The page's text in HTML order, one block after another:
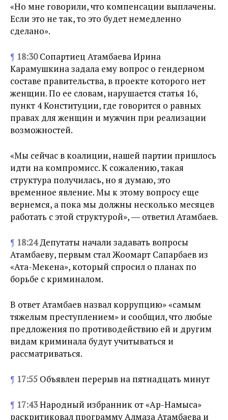
«Но мне говорили, что компенсации выплачены.
Если это не так, то это будет немедленно
сделано».
¶ 18:30Сопартиец Атамбаева Ирина
Карамушкина задала ему вопрос о гендерном
составе правительства, в проекте которого нет
женщин. По ее словам, нарушается статья 16,
пункт 4 Конституции, где говорится о равных
правах для женщин и мужчин при реализации
возможностей.
«Мы сейчас в коалиции, нашей партии пришлось
идти на компромисс. К сожалению, такая
структура получилась, но я думаю, это
временное явление. Мы к этому вопросу еще
вернемся, а пока мы должны несколько месяцев
работать с этой структурой», ― ответил Атамбаев.
¶ 18:24Депутаты начали задавать вопросы
Атамбаеву, первым стал Жоомарт Сапарбаев из
«Ата-Мекена», который спросил о планах по
борьбе с криминалом.
В ответ Атамбаев назвал коррупцию» «самым
тяжелым преступлением» и сообщил, что любые
предложения по противодействию ей и другим
видам криминала будут учитываться и
рассматриваться.
¶ 17:55 Объявлен перерыв на пятнадцать минут
¶ 17:43Народный избранник от «Ар-Намыса»
раскритиковал программу Алмаза Атамбаева и